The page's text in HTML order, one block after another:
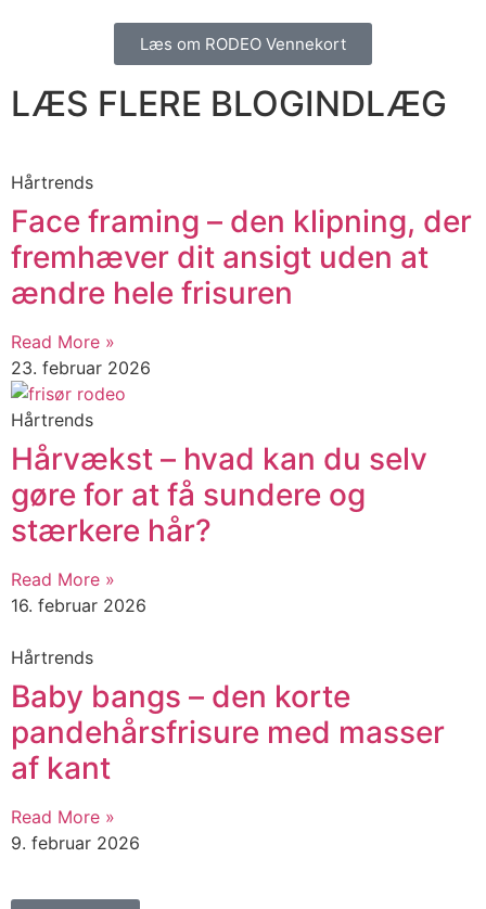
Læs om RODEO Vennekort
LÆS FLERE BLOGINDLÆG
Hårtrends
​​Face framing – den klipning, der
fremhæver dit ansigt uden at
ændre hele frisuren
Read More »
23. februar 2026
Hårtrends
Hårvækst – hvad kan du selv
gøre for at få sundere og
stærkere hår?
Read More »
16. februar 2026
Hårtrends
Baby bangs – den korte
pandehårsfrisure med masser
af kant
Read More »
9. februar 2026